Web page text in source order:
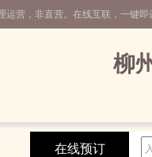
运营，非直营。在线互联，一键
柳
在线预订